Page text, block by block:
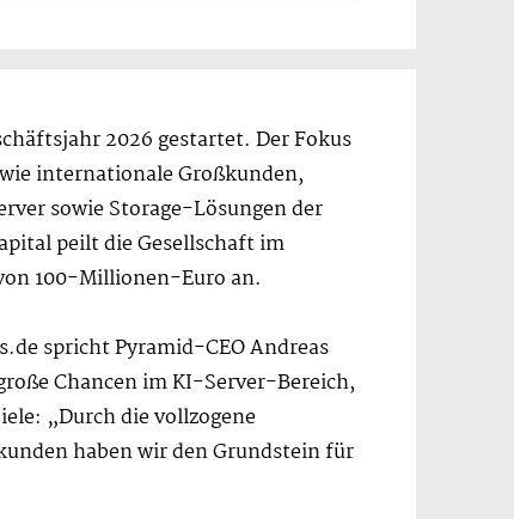
2026 gestartet. Der Fokus
internationale Großkunden,
sowie Storage-Lösungen der
peilt die Gesellschaft im
100-Millionen-Euro an.
spricht Pyramid-CEO Andreas
Chancen im KI-Server-Bereich,
„Durch die vollzogene
haben wir den Grundstein für